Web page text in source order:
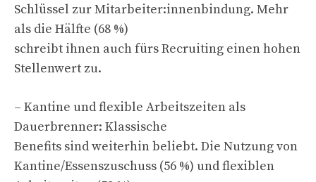
Schlüssel zur Mitarbeiter:innenbindung. Mehr
als die Hälfte (68 %)
schreibt ihnen auch fürs Recruiting einen hohen
Stellenwert zu.
– Kantine und flexible Arbeitszeiten als
Dauerbrenner: Klassische
Benefits sind weiterhin beliebt. Die Nutzung von
Kantine/Essenszuschuss (56 %) und flexiblen